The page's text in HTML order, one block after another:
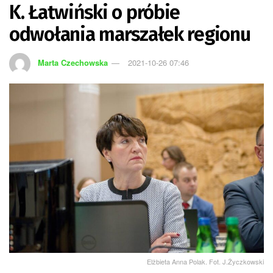
K. Łatwiński o próbie
odwołania marszałek regionu
Marta Czechowska 2021-10-26 07:46
Elżbieta Anna Polak. Fot. J.Życzkowski